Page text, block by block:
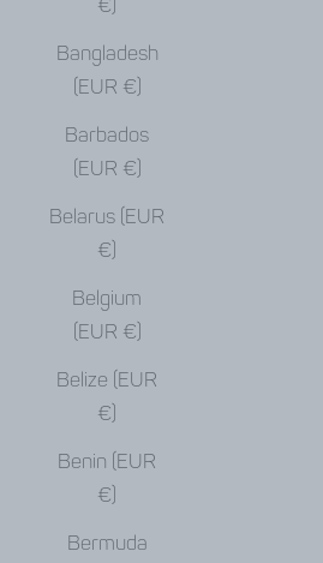
€)
Bangladesh
(EUR €)
Barbados
(EUR €)
Belarus (EUR
€)
Belgium
(EUR €)
Belize (EUR
€)
Benin (EUR
€)
Bermuda